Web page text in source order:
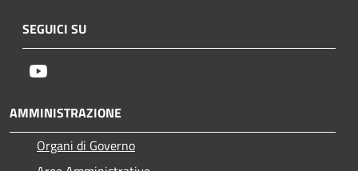
SEGUICI SU
AMMINISTRAZIONE
Organi di Governo